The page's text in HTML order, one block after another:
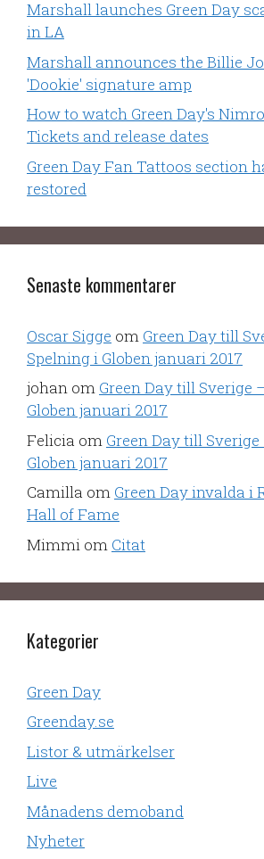
Marshall launches Green Day
in LA
Marshall announces the Billie
'Dookie' signature amp
How to watch Green Day's
Tickets and release dates
Green Day Fan Tattoos section
restored
Senaste kommentarer
Oscar Sigge om Green Day till
Spelning i Globen januari 2017
johan om Green Day till Sverige
Globen januari 2017
Felicia om Green Day till
Globen januari 2017
Camilla om Green Day invalda i
Hall of Fame
Mimmi om Citat
Kategorier
Green Day
Greenday.se
Listor & utmärkelser
Live
Månadens demoband
Nyheter